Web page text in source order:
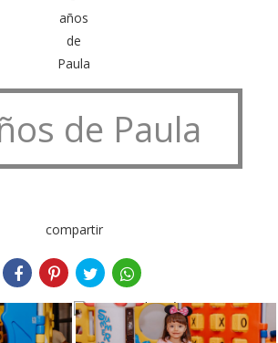
de Paula
compartir